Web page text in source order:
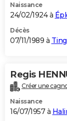
Naissance
24/02/1924 à
Décès
07/11/1989 à
Regis
Créer une
Naissance
16/07/1957 à